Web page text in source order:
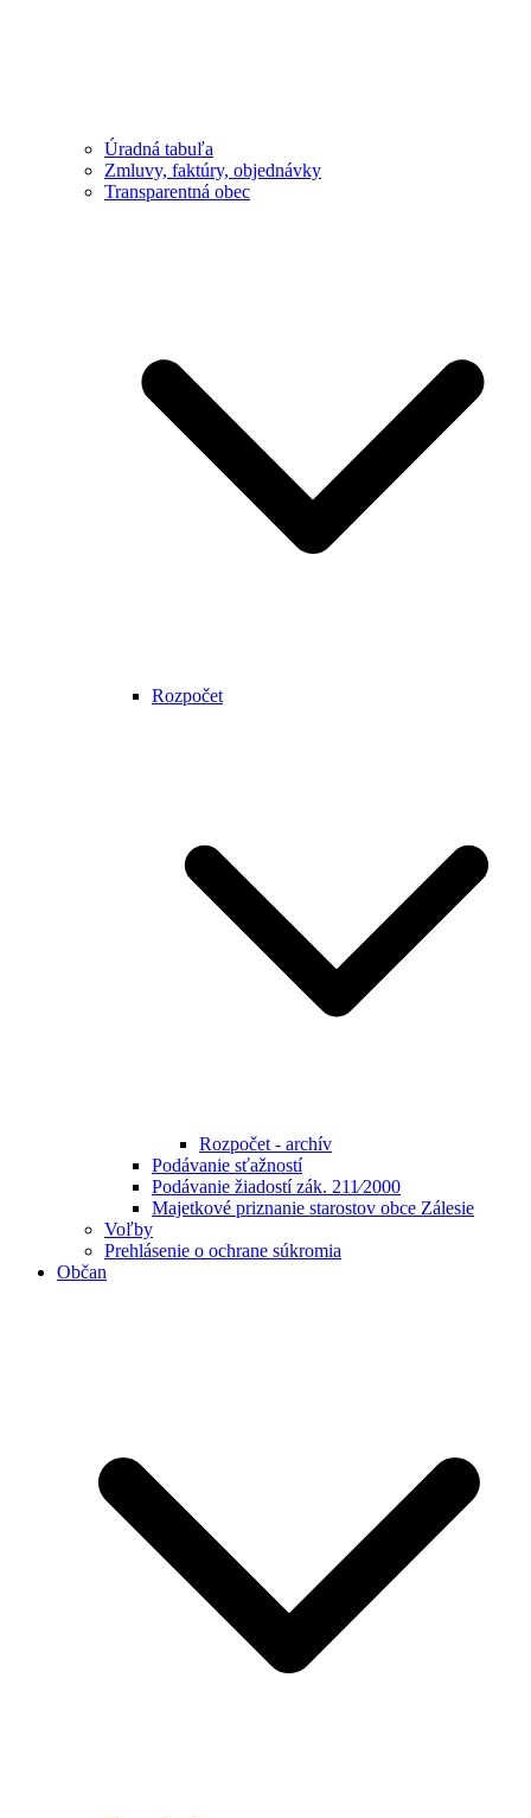
Úradná tabuľa
Zmluvy, faktúry, objednávky
Transparentná obec
Rozpočet
Rozpočet - archív
Podávanie sťažností
Podávanie žiadostí zák. 211⁄2000
Majetkové priznanie starostov obce Zálesie
Voľby
Prehlásenie o ochrane súkromia
Občan